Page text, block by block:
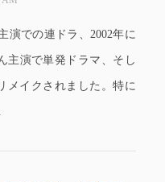
演での連ドラ、2002年に
主演で単発ドラマ、そし
メイクされました。特に